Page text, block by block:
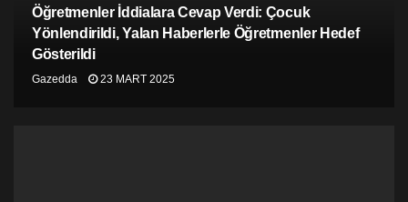
Öğretmenler İddialara Cevap Verdi: Çocuk
Yönlendirildi, Yalan Haberlerle Öğretmenler Hedef
Gösterildi
Gazedda 23 MART 2025